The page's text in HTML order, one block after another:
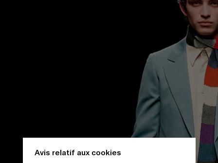
Avis relatif aux cookies